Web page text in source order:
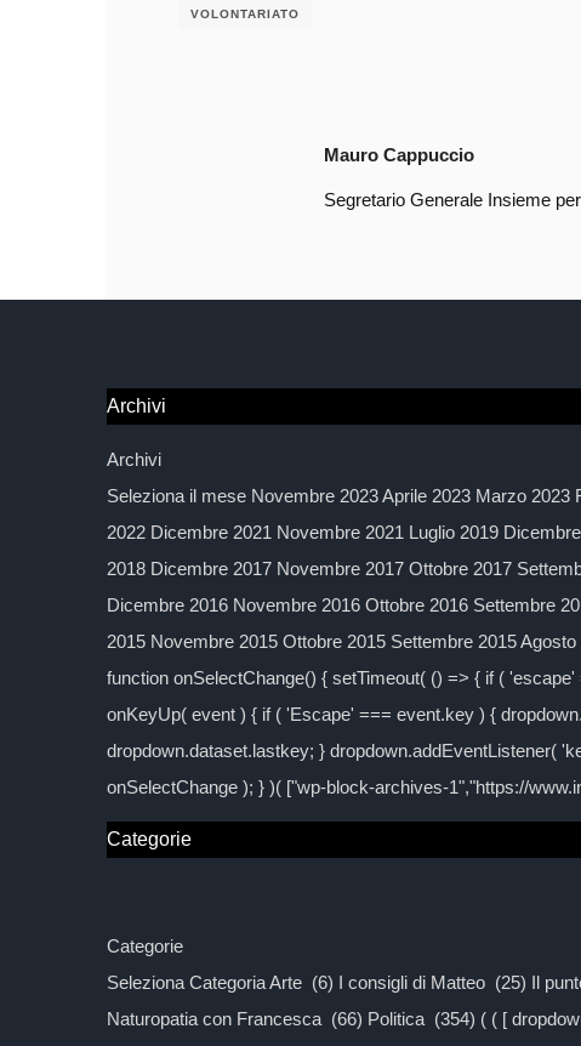
VOLONTARIATO
Mauro Cappuccio
Segretario Generale Insieme
Archivi
Archivi
Seleziona il mese Novembre 2023 Aprile 2023 Marzo
2022 Dicembre 2021 Novembre 2021 Luglio 2019
2018 Dicembre 2017 Novembre 2017 Ottobre 2017
Dicembre 2016 Novembre 2016 Ottobre 2016 Settembre
2015 Novembre 2015 Ottobre 2015 Settembre 2015
function onSelectChange() { setTimeout( () => { if (
onKeyUp( event ) { if ( 'Escape' === event.key ) {
dropdown.dataset.lastkey; } dropdown.addEventListener(
onSelectChange ); } )( ["wp-block-archives-1","https://
Categorie
Categorie
Seleziona Categoria Arte (6) I consigli di Matteo (25) Il
Naturopatia con Francesca (66) Politica (354) ( ( [